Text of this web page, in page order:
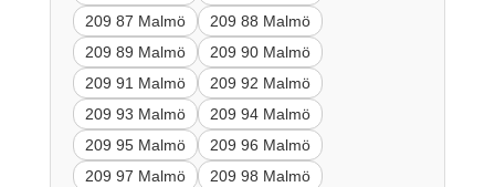
209 87 Malmö
209 88 Malmö
209 89 Malmö
209 90 Malmö
209 91 Malmö
209 92 Malmö
209 93 Malmö
209 94 Malmö
209 95 Malmö
209 96 Malmö
209 97 Malmö
209 98 Malmö